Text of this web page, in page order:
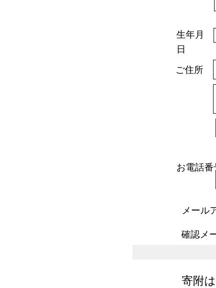
寄附
確認メ
メール
ご住所
お電話番
生年月
日